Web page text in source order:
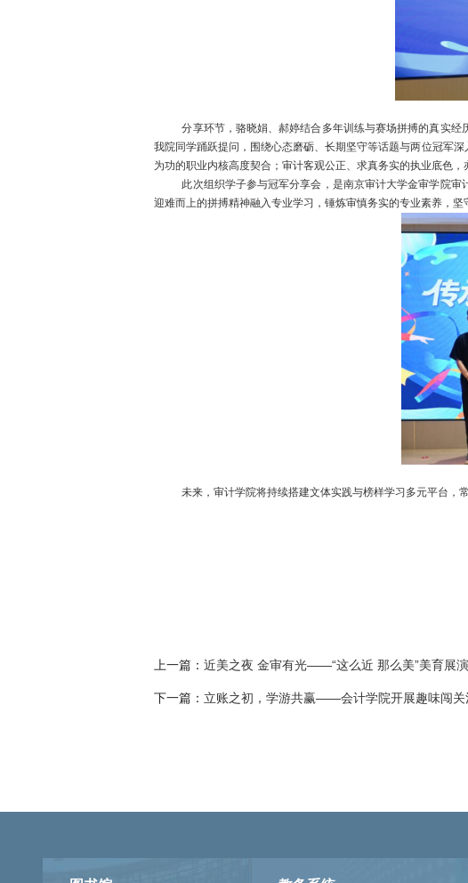
分享环节，骆晓娟、郝婷结合多年训练与赛场拼搏的真实
我院同学踊跃提问，围绕心态磨砺、长期坚守等话题与两位冠军
为功的职业内核高度契合；审计客观公正、求真务实的执业底色，
此次组织学子参与冠军分享会，是南京审计大学金审学院
迎难而上的拼搏精神融入专业学习，锤炼审慎务实的专业素养，
未来，审计学院将持续搭建文体实践与榜样学习多元平台，
上一篇： 近美之夜 金审有光——“这么近 那么美”美育展
下一篇： 立账之初，学游共赢——会计学院开展趣味闯关